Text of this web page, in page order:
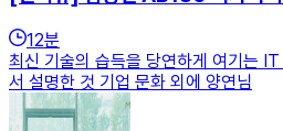
12분
최신 기술의 습득을 당연하게 여기는
서 설명한 것 기업 문화 외에 양연님